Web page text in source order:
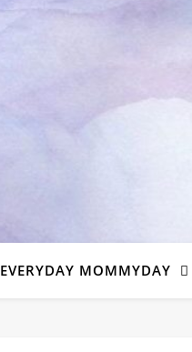
EVERYDAY MOMMYDAY